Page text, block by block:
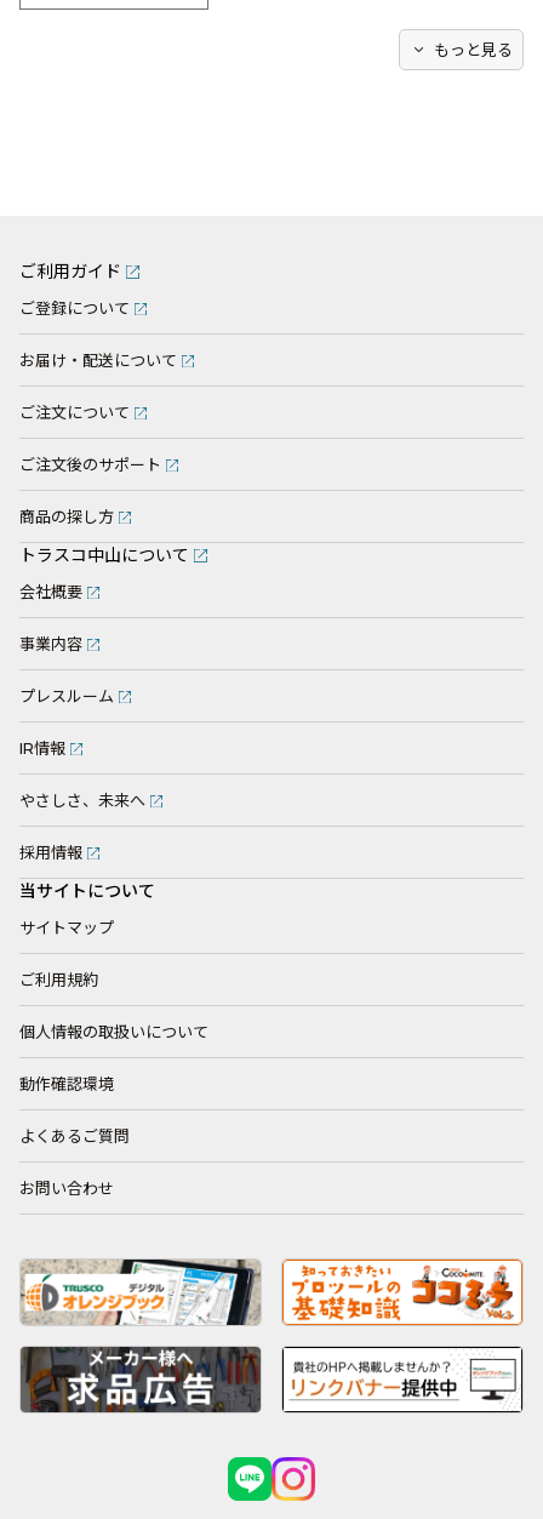
expand_more もっと見る
ご利用ガイド
ご登録について
お届け・配送について
ご注文について
ご注文後のサポート
商品の探し方
トラスコ中山について
会社概要
事業内容
プレスルーム
IR情報
やさしさ、未来へ
採用情報
当サイトについて
サイトマップ
ご利用規約
個人情報の取扱いについて
動作確認環境
よくあるご質問
お問い合わせ